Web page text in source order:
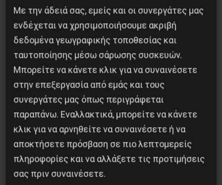
Χωρίς Νεολαία δεν υπάρχει Αλβανία
7 Αυγούστου 2026
Με την άδειά σας, εμείς και οι συνεργάτες μας
ενδέχεται να χρησιμοποιήσουμε ακριβή
δεδομένα γεωγραφικής τοποθεσίας και
ταυτοποίησης μέσω σάρωσης συσκευών.
Μπορείτε να κάνετε κλικ για να συναινέσετε
στην επεξεργασία από εμάς και τους
συνεργάτες μας όπως περιγράφεται
παραπάνω. Εναλλακτικά, μπορείτε να κάνετε
κλικ για να αρνηθείτε να συναινέσετε ή να
αποκτήσετε πρόσβαση σε πιο λεπτομερείς
πληροφορίες και να αλλάξετε τις προτιμήσεις
σας πριν συναινέσετε.